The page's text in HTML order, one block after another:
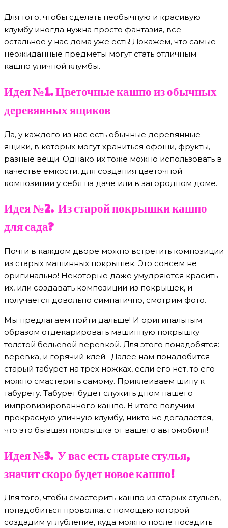
Для того, чтобы сделать необычную и красивую
клумбу иногда нужна просто фантазия, всё
остальное у нас дома уже есть! Докажем, что самые
неожиданные предметы могут стать отличным
кашпо уличной клумбы.
Идея №1. Цветочные кашпо из обычных
деревянных ящиков
Да, у каждого из нас есть обычные деревянные
ящики, в которых могут храниться офощи, фрукты,
разные вещи. Однако их тоже можно использовать в
качестве емкости, для создания цветочной
композиции у себя на даче или в загородном доме.
Идея №2. Из старой покрышки кашпо
для сада?
Почти в каждом дворе можно встретить композиции
из старых машинных покрышек. Это совсем не
оригинально! Некоторые даже умудряются красить
их, или создавать композиции из покрышек, и
получается довольно симпатично, смотрим фото.
Мы предлагаем пойти дальше! И оригинальным
образом отдекарировать машинную покрышку
толстой бельевой веревкой. Для этого понадобятся:
веревка, и горячий клей. Далее нам понадобится
старый табурет на трех ножках, если его нет, то его
можно смастерить самому. Приклеиваем шину к
табурету. Табурет будет служить дном нашего
импровизированного кашпо. В итоге получим
прекрасную уличную клумбу, никто не догадается,
что это бывшая покрышка от вашего автомобиля!
Идея №3. У вас есть старые стулья,
значит скоро будет новое кашпо!
Для того, чтобы смастерить кашпо из старых стульев,
понадобиться проволка, с помощью которой
создадим углубление, куда можно после посадить